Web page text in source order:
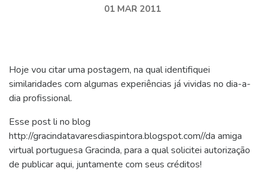
01 MAR 2011
Hoje vou citar uma postagem, na qual identifiquei
similaridades com algumas experiências já vividas no dia-a-
dia profissional.
Esse post li no blog
http://gracindatavaresdiaspintora.blogspot.com//da amiga
virtual portuguesa Gracinda, para a qual solicitei autorização
de publicar aqui, juntamente com seus créditos!